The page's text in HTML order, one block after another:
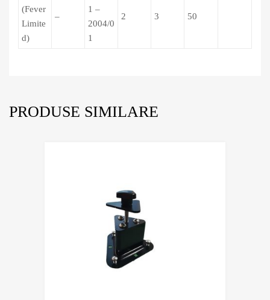
(Fever
Limite
d)
–
1 –
2004/0
1
2 3 50
PRODUSE SIMILARE